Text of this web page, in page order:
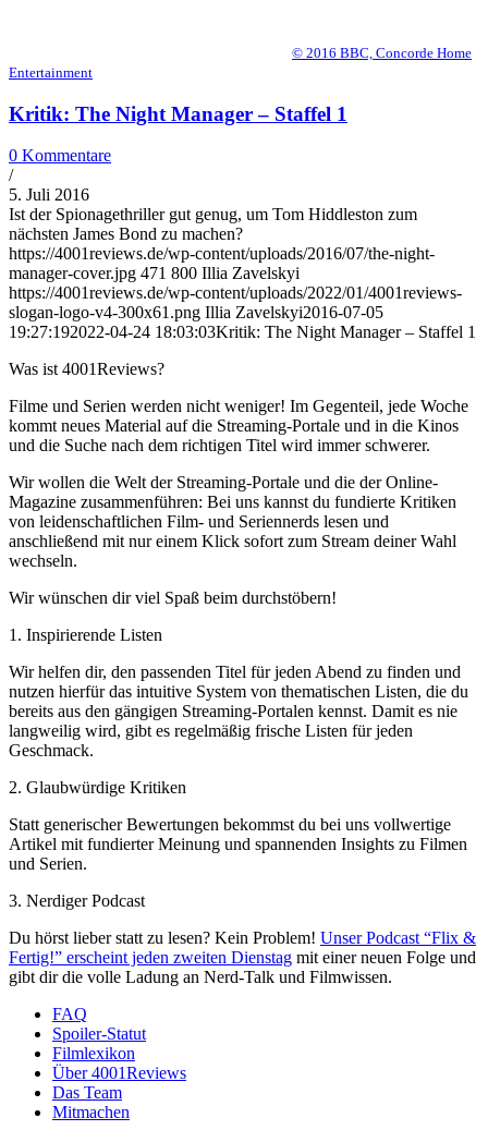
© 2016 BBC, Concorde Home
Entertainment
Kritik: The Night Manager – Staffel 1
0 Kommentare
/
5. Juli 2016
Ist der Spionagethriller gut genug, um Tom Hiddleston zum
nächsten James Bond zu machen?
https://4001reviews.de/wp-content/uploads/2016/07/the-night-
manager-cover.jpg 471 800 Illia Zavelskyi
https://4001reviews.de/wp-content/uploads/2022/01/4001reviews-
slogan-logo-v4-300x61.png Illia Zavelskyi2016-07-05
19:27:192022-04-24 18:03:03Kritik: The Night Manager – Staffel 1
Was ist 4001Reviews?
Filme und Serien werden nicht weniger! Im Gegenteil, jede Woche
kommt neues Material auf die Streaming-Portale und in die Kinos
und die Suche nach dem richtigen Titel wird immer schwerer.
Wir wollen die Welt der Streaming-Portale und die der Online-
Magazine zusammenführen: Bei uns kannst du fundierte Kritiken
von leidenschaftlichen Film- und Seriennerds lesen und
anschließend mit nur einem Klick sofort zum Stream deiner Wahl
wechseln.
Wir wünschen dir viel Spaß beim durchstöbern!
1. Inspirierende Listen
Wir helfen dir, den passenden Titel für jeden Abend zu finden und
nutzen hierfür das intuitive System von thematischen Listen, die du
bereits aus den gängigen Streaming-Portalen kennst. Damit es nie
langweilig wird, gibt es regelmäßig frische Listen für jeden
Geschmack.
2. Glaubwürdige Kritiken
Statt generischer Bewertungen bekommst du bei uns vollwertige
Artikel mit fundierter Meinung und spannenden Insights zu Filmen
und Serien.
3. Nerdiger Podcast
Du hörst lieber statt zu lesen? Kein Problem! Unser Podcast “Flix &
Fertig!” erscheint jeden zweiten Dienstag mit einer neuen Folge und
gibt dir die volle Ladung an Nerd-Talk und Filmwissen.
FAQ
Spoiler-Statut
Filmlexikon
Über 4001Reviews
Das Team
Mitmachen